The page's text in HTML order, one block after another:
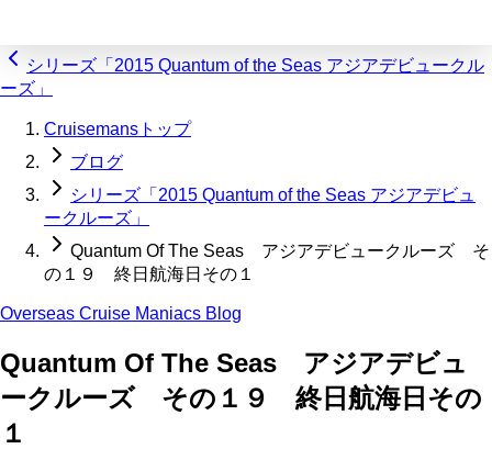
シリーズ「2015 Quantum of the Seas アジアデビュークル
ーズ」
Cruisemansトップ
ブログ
シリーズ「2015 Quantum of the Seas アジアデビュ
ークルーズ」
Quantum Of The Seas アジアデビュークルーズ そ
の１９ 終日航海日その１
Overseas Cruise Maniacs Blog
Quantum Of The Seas アジアデビュ
ークルーズ その１９ 終日航海日その
１